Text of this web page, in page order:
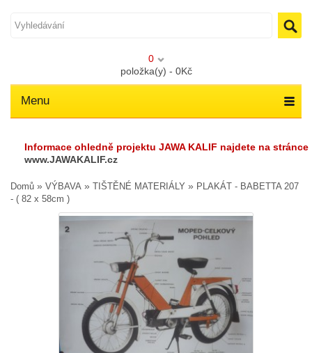
0
položka(y) - 0Kč
Menu
Informace ohledně projektu JAWA KALIF najdete na stránce
www.JAWAKALIF.cz
Domů » VÝBAVA » TIŠTĚNÉ MATERIÁLY » PLAKÁT - BABETTA 207
- ( 82 x 58cm )